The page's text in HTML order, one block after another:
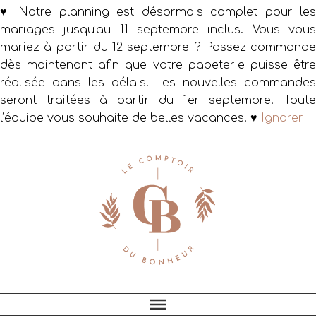
♥ Notre planning est désormais complet pour les
mariages jusqu’au 11 septembre inclus. Vous vous
mariez à partir du 12 septembre ? Passez commande
dès maintenant afin que votre papeterie puisse être
réalisée dans les délais. Les nouvelles commandes
seront traitées à partir du 1er septembre. Toute
l’équipe vous souhaite de belles vacances. ♥
Ignorer